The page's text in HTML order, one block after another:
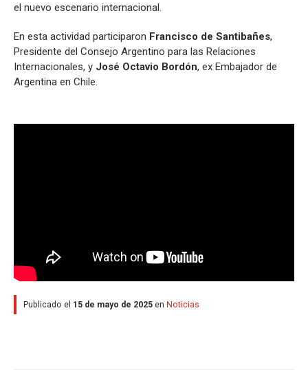
el nuevo escenario internacional.
En esta actividad participaron Francisco de Santibañes,
Presidente del Consejo Argentino para las Relaciones
Internacionales, y José Octavio Bordón, ex Embajador de
Argentina en Chile.
Publicado el 15 de mayo de 2025 en Noticias